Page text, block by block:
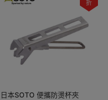
折
日本SOTO 便攜防燙杯夾